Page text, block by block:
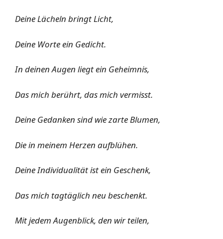
Deine Lächeln bringt Licht,
Deine Worte ein Gedicht.
In deinen Augen liegt ein Geheimnis,
Das mich berührt, das mich vermisst.
Deine Gedanken sind wie zarte Blumen,
Die in meinem Herzen aufblühen.
Deine Individualität ist ein Geschenk,
Das mich tagtäglich neu beschenkt.
Mit jedem Augenblick, den wir teilen,